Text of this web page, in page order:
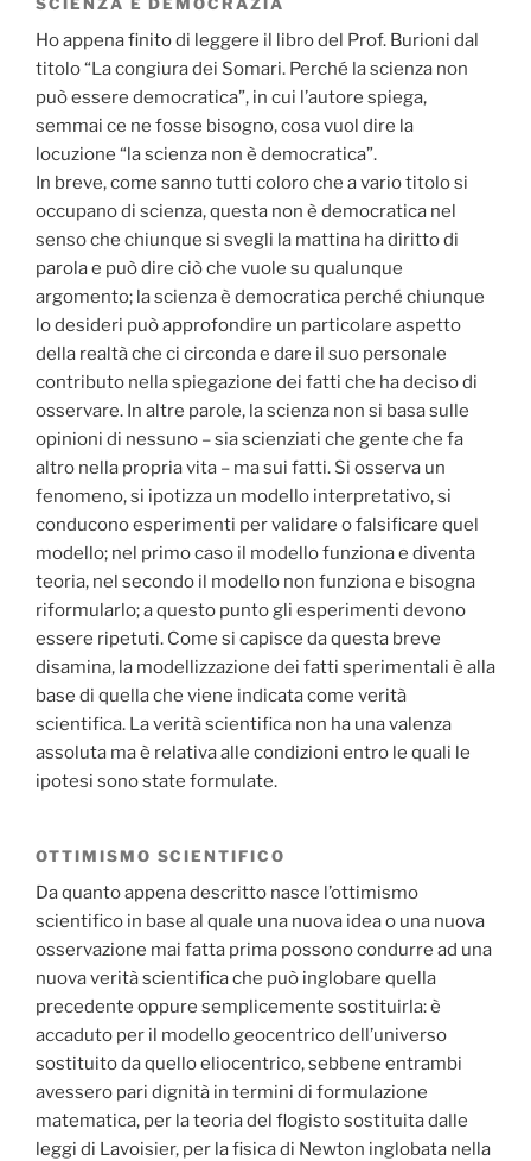
SCIENZA E DEMOCRAZIA
Ho appena finito di leggere il libro del Prof. Burioni dal
titolo “La congiura dei Somari. Perché la scienza non
può essere democratica”, in cui l’autore spiega,
semmai ce ne fosse bisogno, cosa vuol dire la
locuzione “la scienza non è democratica”.
In breve, come sanno tutti coloro che a vario titolo si
occupano di scienza, questa non è democratica nel
senso che chiunque si svegli la mattina ha diritto di
parola e può dire ciò che vuole su qualunque
argomento; la scienza è democratica perché chiunque
lo desideri può approfondire un particolare aspetto
della realtà che ci circonda e dare il suo personale
contributo nella spiegazione dei fatti che ha deciso di
osservare. In altre parole, la scienza non si basa sulle
opinioni di nessuno – sia scienziati che gente che fa
altro nella propria vita – ma sui fatti. Si osserva un
fenomeno, si ipotizza un modello interpretativo, si
conducono esperimenti per validare o falsificare quel
modello; nel primo caso il modello funziona e diventa
teoria, nel secondo il modello non funziona e bisogna
riformularlo; a questo punto gli esperimenti devono
essere ripetuti. Come si capisce da questa breve
disamina, la modellizzazione dei fatti sperimentali è alla
base di quella che viene indicata come verità
scientifica. La verità scientifica non ha una valenza
assoluta ma è relativa alle condizioni entro le quali le
ipotesi sono state formulate.
OTTIMISMO SCIENTIFICO
Da quanto appena descritto nasce l’ottimismo
scientifico in base al quale una nuova idea o una nuova
osservazione mai fatta prima possono condurre ad una
nuova verità scientifica che può inglobare quella
precedente oppure semplicemente sostituirla: è
accaduto per il modello geocentrico dell’universo
sostituito da quello eliocentrico, sebbene entrambi
avessero pari dignità in termini di formulazione
matematica, per la teoria del flogisto sostituita dalle
leggi di Lavoisier, per la fisica di Newton inglobata nella